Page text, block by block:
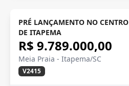
PRÉ LANÇAMENTO
Vídeo
PRÉ LANÇAMENTO NO CENTRO
DE ITAPEMA
R$ 9.789.000,00
Meia Praia - Itapema/SC
V2415